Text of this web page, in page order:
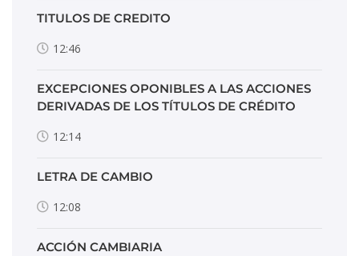
TITULOS DE CREDITO
12:46
EXCEPCIONES OPONIBLES A LAS ACCIONES
DERIVADAS DE LOS TÍTULOS DE CRÉDITO
12:14
LETRA DE CAMBIO
12:08
ACCIÓN CAMBIARIA